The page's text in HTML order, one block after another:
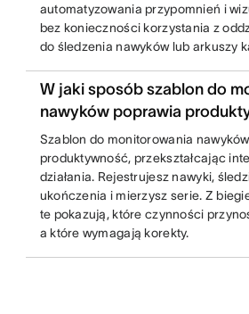
automatyzowania przypomnień i
bez konieczności korzystania z
do śledzenia nawyków lub arkuszy
W jaki sposób szablon do
nawyków poprawia
Szablon do monitorowania
produktywność, przekształcając
działania. Rejestrujesz nawyki,
ukończenia i mierzysz serie. Z
te pokazują, które czynności
a które wymagają korekty.